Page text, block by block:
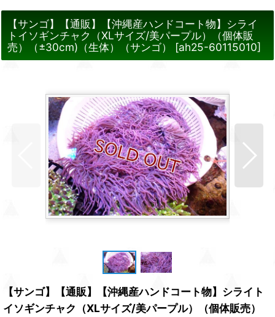
【サンゴ】【通販】【沖縄産ハンドコート物】シライ
トイソギンチャク（XLサイズ/美パープル）（個体販
売）（±30cm)（生体）（サンゴ）
[ah25-60115010]
【サンゴ】【通販】【沖縄産ハンドコート物】シライト
イソギンチャク（XLサイズ/美パープル）（個体販売）